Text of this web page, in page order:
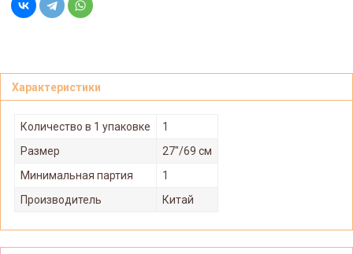
Характеристики
Количество в 1 упаковке
1
Размер
27"/69 см
Минимальная партия
1
Производитель
Китай